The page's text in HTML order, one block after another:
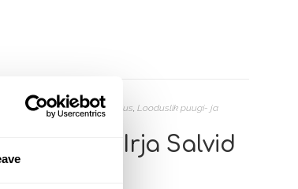
,Looduslik kehahooldus,Looduslik puugi- ja
10 ml. Irja Salvid